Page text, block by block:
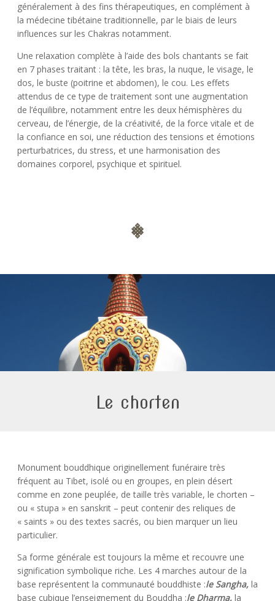
généralement à des fins thérapeutiques, en complément à
la médecine tibétaine traditionnelle, par le biais de leurs
influences sur les Chakras notamment.
Une relaxation complète à l’aide des bols chantants se fait
en 7 phases traitant : la tête, les bras, la nuque, le visage, le
dos, le buste (poitrine et abdomen), le cou. Les effets
attendus de ce type de traitement sont une augmentation
de l’équilibre, notamment entre les deux hémisphères du
cerveau, de l’énergie, de la créativité, de la force vitale et de
la confiance en soi, une réduction des tensions et émotions
perturbatrices, du stress, et une harmonisation des
domaines corporel, psychique et spirituel.
Le chorten
Monument bouddhique originellement funéraire très
fréquent au Tibet, isolé ou en groupes, en plein désert
comme en zone peuplée, de taille très variable, le chorten –
ou « stupa » en sanskrit – peut contenir des reliques de
« saints » ou des textes sacrés, ou bien marquer un lieu
particulier.
Sa forme générale est toujours la même et recouvre une
signification symbolique riche. Les 4 marches autour de la
base représentent la communauté bouddhiste :le Sangha, la
base cubique l’enseignement du Bouddha :le Dharma, la